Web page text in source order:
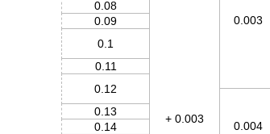
+ 0.003
0.003
0.08
0.09
0.1
0.11
0.12
0.004
0.13
0.14